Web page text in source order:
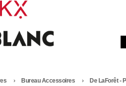
Bureau Accessoires De LaForêt -